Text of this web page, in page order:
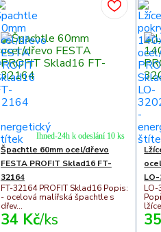
Špachtle 60mm ocel/dřevo
FESTA PROFIT Sklad16 FT-
32164
FT-32164 PROFIT Sklad16 Popis:
- ocelová malířská špachtle s
dřev...
34 Kč/ks
Ihned-24h k odeslání 10 ks
LO-